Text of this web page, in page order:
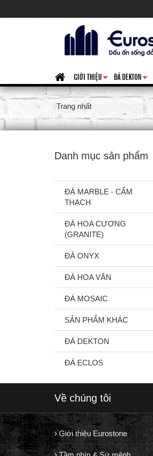
+
GIỚI THIỆU
+
ĐÁ DEKTON
Trang nhất
Danh mục sản phẩm
ĐÁ MARBLE - CẨM
THẠCH
ĐÁ HOA CƯƠNG
(GRANITE)
ĐÁ ONYX
ĐÁ HOA VĂN
ĐÁ MOSAIC
SẢN PHẨM KHÁC
ĐÁ DEKTON
ĐÁ ECLOS
Về chúng tôi
Giới thiệu Eurostone